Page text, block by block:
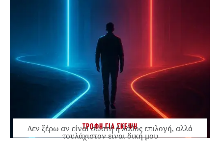
ΤΡΟΦΗ ΓΙΑ ΣΚΕΨΗ
Δεν ξέρω αν είναι σωστή ή λάθος επιλογή, αλλά
τουλάχιστον είναι δική μου